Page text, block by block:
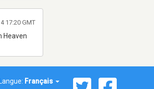
Heaven
17:20 GMT
Langue: Français